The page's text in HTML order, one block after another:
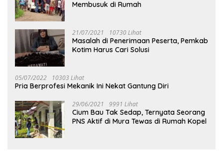
Membusuk di Rumah
21/07/2021 10730 Lihat
Masalah di Penerimaan Peserta, Pemkab
Kotim Harus Cari Solusi
05/07/2022 10303 Lihat
Pria Berprofesi Mekanik Ini Nekat Gantung Diri
29/06/2021 9991 Lihat
Cium Bau Tak Sedap, Ternyata Seorang
PNS Aktif di Mura Tewas di Rumah Kopel